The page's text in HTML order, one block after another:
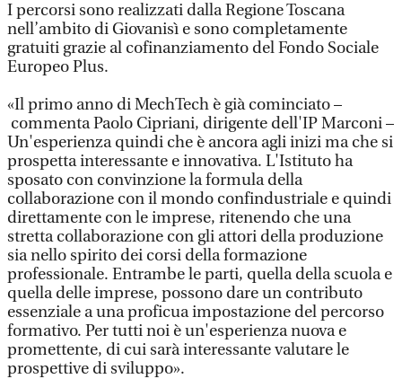
I percorsi sono realizzati dalla Regione Toscana
nell’ambito di Giovanisì e sono completamente
gratuiti grazie al cofinanziamento del Fondo Sociale
Europeo Plus.
«Il primo anno di MechTech è già cominciato –
commenta Paolo Cipriani, dirigente dell'IP Marconi –
Un'esperienza quindi che è ancora agli inizi ma che si
prospetta interessante e innovativa. L'Istituto ha
sposato con convinzione la formula della
collaborazione con il mondo confindustriale e quindi
direttamente con le imprese, ritenendo che una
stretta collaborazione con gli attori della produzione
sia nello spirito dei corsi della formazione
professionale. Entrambe le parti, quella della scuola e
quella delle imprese, possono dare un contributo
essenziale a una proficua impostazione del percorso
formativo. Per tutti noi è un'esperienza nuova e
promettente, di cui sarà interessante valutare le
prospettive di sviluppo».